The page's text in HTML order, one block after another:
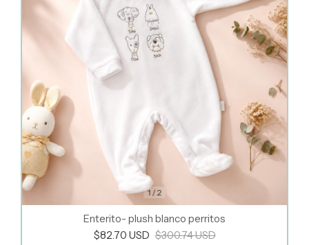
1 /2
Enterito- plush blanco perritos
$82.70 USD $300.74 USD